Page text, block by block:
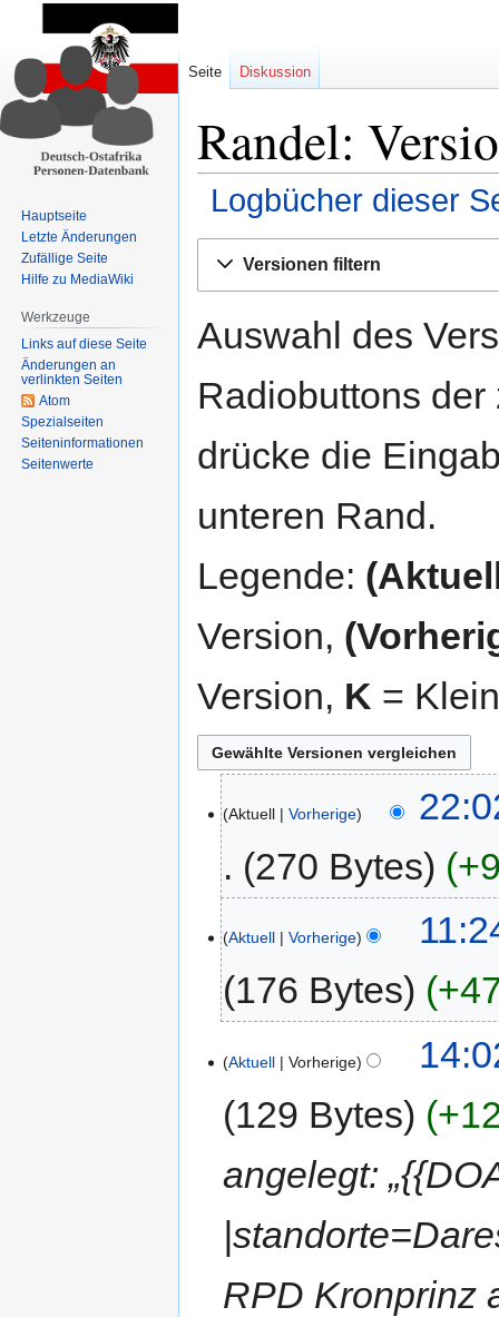
Randel:
Logbücher dieser
Navigation
Suche
Versionen filtern
Auswahl des
Radiobuttons
drücke die
unteren Rand.
Legende:
Version,
Version, K =
Aktuell Vorherige
270 Bytes
Aktuell Vorherige
176 Bytes
Aktuell Vorherige
129 Bytes
angelegt:
RPD Kronprinz
Seite Diskussion
Hauptseite
Letzte Änderungen
Zufällige Seite
Hilfe zu MediaWiki
Werkzeuge
Links auf diese Seite
Änderungen an
verlinkten Seiten
Atom
Spezialseiten
Seiten­informationen
Seitenwerte